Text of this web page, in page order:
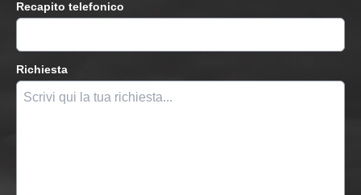
Recapito telefonico
Richiesta